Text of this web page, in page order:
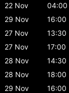
22 Nov
04:00
29 Nov
16:00
27 Nov
13:30
27 Nov
17:00
28 Nov
14:30
28 Nov
18:00
29 Nov
16:00